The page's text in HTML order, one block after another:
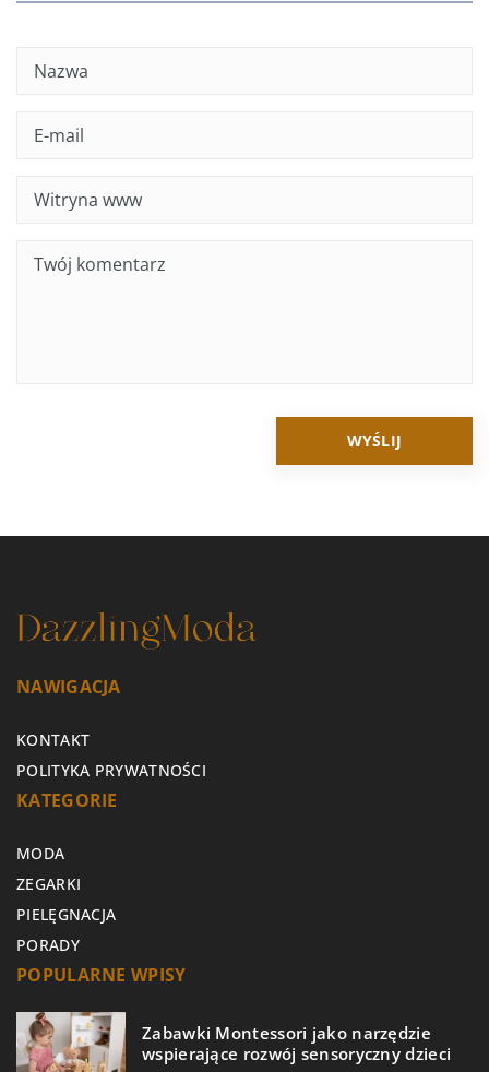
NAWIGACJA
KONTAKT
POLITYKA PRYWATNOŚCI
KATEGORIE
MODA
ZEGARKI
PIELĘGNACJA
PORADY
POPULARNE WPISY
Zabawki Montessori jako narzędzie
wspierające rozwój sensoryczny dzieci